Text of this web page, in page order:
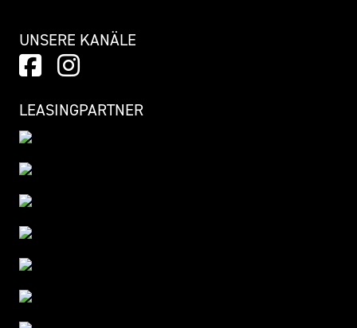
UNSERE KANÄLE
LEASINGPARTNER